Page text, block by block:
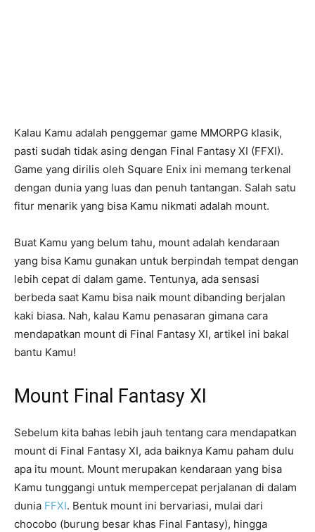
Kalau Kamu adalah penggemar game MMORPG klasik,
pasti sudah tidak asing dengan Final Fantasy XI (FFXI).
Game yang dirilis oleh Square Enix ini memang terkenal
dengan dunia yang luas dan penuh tantangan. Salah satu
fitur menarik yang bisa Kamu nikmati adalah mount.
Buat Kamu yang belum tahu, mount adalah kendaraan
yang bisa Kamu gunakan untuk berpindah tempat dengan
lebih cepat di dalam game. Tentunya, ada sensasi
berbeda saat Kamu bisa naik mount dibanding berjalan
kaki biasa. Nah, kalau Kamu penasaran gimana cara
mendapatkan mount di Final Fantasy XI, artikel ini bakal
bantu Kamu!
Mount Final Fantasy XI
Sebelum kita bahas lebih jauh tentang cara mendapatkan
mount di Final Fantasy XI, ada baiknya Kamu paham dulu
apa itu mount. Mount merupakan kendaraan yang bisa
Kamu tunggangi untuk mempercepat perjalanan di dalam
dunia FFXI. Bentuk mount ini bervariasi, mulai dari
chocobo (burung besar khas Final Fantasy), hingga